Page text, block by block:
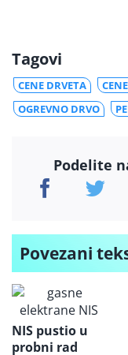
Tagovi
CENE DRVETA
OGREVNO DRVO
Podelite
Povezani
NIS pustio u
probni rad